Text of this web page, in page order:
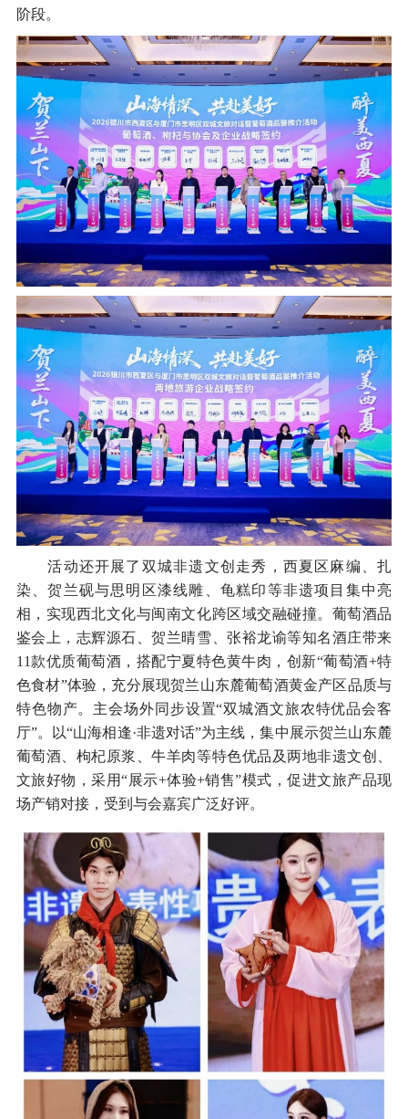
阶段。
活动还开展了双城非遗文创走秀，西夏区麻编、扎
染、贺兰砚与思明区漆线雕、龟糕印等非遗项目集中亮
相，实现西北文化与闽南文化跨区域交融碰撞。葡萄酒品
鉴会上，志辉源石、贺兰晴雪、张裕龙谕等知名酒庄带来
11款优质葡萄酒，搭配宁夏特色黄牛肉，创新“葡萄酒+特
色食材”体验，充分展现贺兰山东麓葡萄酒黄金产区品质与
特色物产。主会场外同步设置“双城酒文旅农特优品会客
厅”。以“山海相逢·非遗对话”为主线，集中展示贺兰山东麓
葡萄酒、枸杞原浆、牛羊肉等特色优品及两地非遗文创、
文旅好物，采用“展示+体验+销售”模式，促进文旅产品现
场产销对接，受到与会嘉宾广泛好评。